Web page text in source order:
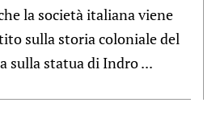
la società italiana viene
sulla storia coloniale del
sulla statua di Indro ...